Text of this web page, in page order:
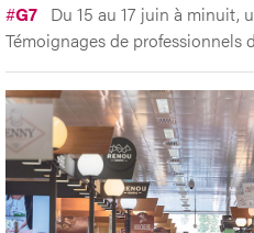
#G7 Du 15 au 17 juin à minuit,
Témoignages de professionnels